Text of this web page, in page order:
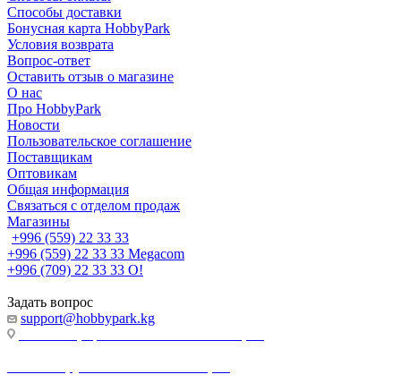
Способы доставки
Бонусная карта HobbyPark
Условия возврата
Вопрос-ответ
Оставить отзыв о магазине
О нас
Про HobbyPark
Новости
Пользовательское соглашение
Поставщикам
Оптовикам
Общая информация
Связаться с отделом продаж
Магазины
+996 (559) 22 33 33
+996 (559) 22 33 33 Megacom
+996 (709) 22 33 33 O!
Задать вопрос
support@hobbypark.kg